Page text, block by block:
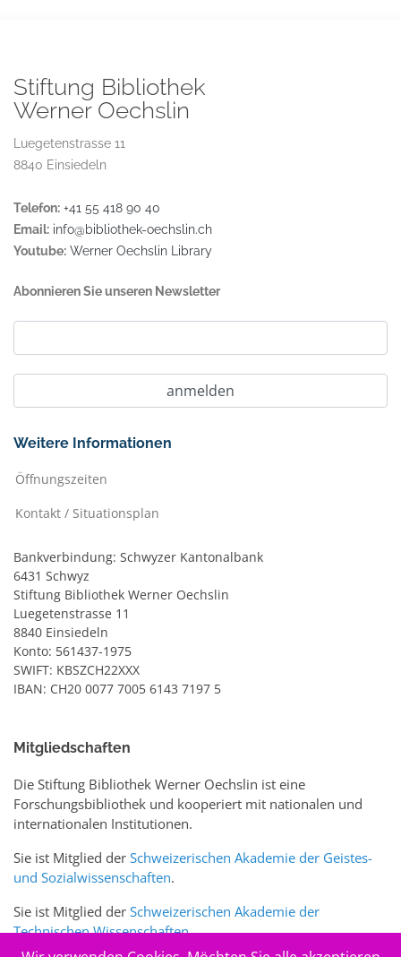
Stiftung Bibliothek
Werner Oechslin
Luegetenstrasse 11
8840 Einsiedeln
Telefon: +41 55 418 90 40
Email: info@bibliothek-oechslin.ch
Youtube: Werner Oechslin Library
Abonnieren Sie unseren Newsletter
Weitere Informationen
Öffnungszeiten
Kontakt / Situationsplan
Bankverbindung: Schwyzer Kantonalbank
6431 Schwyz
Stiftung Bibliothek Werner Oechslin
Luegetenstrasse 11
8840 Einsiedeln
Konto: 561437-1975
SWIFT: KBSZCH22XXX
IBAN: CH20 0077 7005 6143 7197 5
Mitgliedschaften
Die Stiftung Bibliothek Werner Oechslin ist eine
Forschungsbibliothek und kooperiert mit nationalen und
internationalen Institutionen.
Sie ist Mitglied der Schweizerischen Akademie der Geistes-
und Sozialwissenschaften.
Sie ist Mitglied der Schweizerischen Akademie der
Technischen Wissenschaften.